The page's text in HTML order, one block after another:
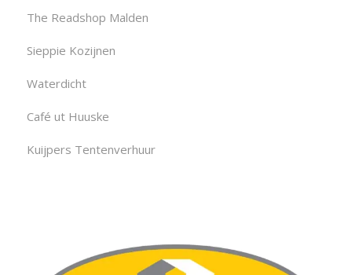
The Readshop Malden
Sieppie Kozijnen
Waterdicht
Café ut Huuske
Kuijpers Tentenverhuur